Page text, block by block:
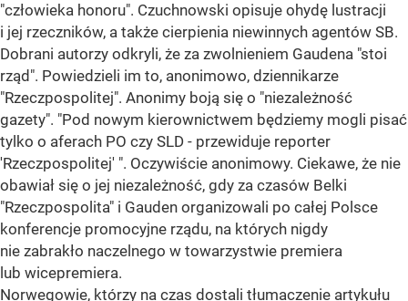
"człowieka honoru". Czuchnowski opisuje ohydę lustracji
i jej rzeczników, a także cierpienia niewinnych agentów SB.
Dobrani autorzy odkryli, że za zwolnieniem Gaudena "stoi
rząd". Powiedzieli im to, anonimowo, dziennikarze
"Rzeczpospolitej". Anonimy boją się o "niezależność
gazety". "Pod nowym kierownictwem będziemy mogli pisać
tylko o aferach PO czy SLD - przewiduje reporter
'Rzeczpospolitej' ". Oczywiście anonimowy. Ciekawe, że nie
obawiał się o jej niezależność, gdy za czasów Belki
"Rzeczpospolita" i Gauden organizowali po całej Polsce
konferencje promocyjne rządu, na których nigdy
nie zabrakło naczelnego w towarzystwie premiera
lub wicepremiera.
Norwegowie, którzy na czas dostali tłumaczenie artykułu